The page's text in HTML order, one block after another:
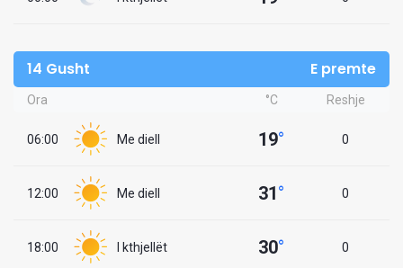
14 Gusht E premte
Ora °C Reshje
06:00 Me diell 19° 0
12:00 Me diell 31° 0
18:00 I kthjellët 30° 0